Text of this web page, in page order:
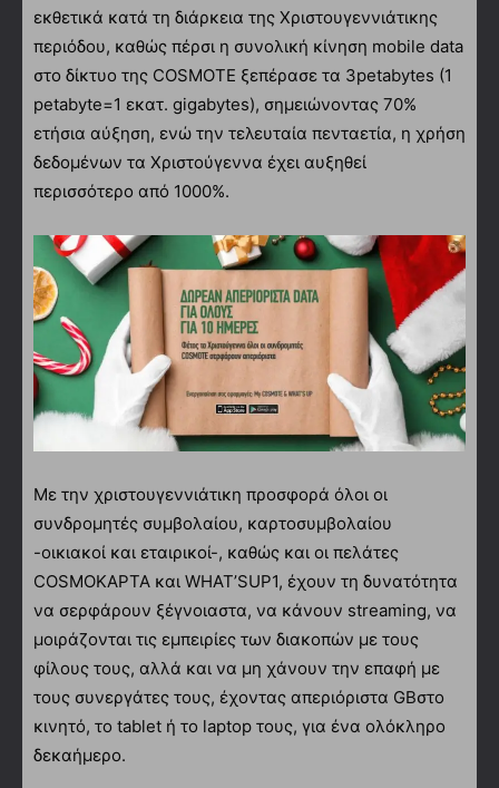
εκθετικά κατά τη διάρκεια της Χριστουγεννιάτικης
περιόδου, καθώς πέρσι η συνολική κίνηση mobile data
στο δίκτυο της COSMOTE ξεπέρασε τα 3petabytes (1
petabyte=1 εκατ. gigabytes), σημειώνοντας 70%
ετήσια αύξηση, ενώ την τελευταία πενταετία, η χρήση
δεδομένων τα Χριστούγεννα έχει αυξηθεί
περισσότερο από 1000%.
Με την χριστουγεννιάτικη προσφορά όλοι οι
συνδρομητές συμβολαίου, καρτοσυμβολαίου
-οικιακοί και εταιρικοί-, καθώς και οι πελάτες
COSMOΚΑΡΤΑ και WHAT’SUP1, έχουν τη δυνατότητα
να σερφάρουν ξέγνοιαστα, να κάνουν streaming, να
μοιράζονται τις εμπειρίες των διακοπών με τους
φίλους τους, αλλά και να μη χάνουν την επαφή με
τους συνεργάτες τους, έχοντας απεριόριστα GBστο
κινητό, το tablet ή το laptop τους, για ένα ολόκληρο
δεκαήμερο.